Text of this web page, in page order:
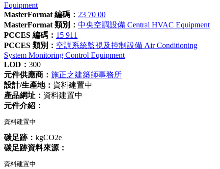
Equipment
MasterFormat 編碼： 23 70 00
MasterFormat 類別： 中央空調設備 Central HVAC Equipment
PCCES 編碼： 15 911
PCCES 類別： 空調系統監視及控制設備 Air Conditioning
System Monitoring Control Equipment
LOD： 300
元件供應商： 施正之建築師事務所
設計/生產地： 資料建置中
產品網址： 資料建置中
元件介紹：
資料建置中
碳足跡： kgCO2e
碳足跡資料來源：
資料建置中